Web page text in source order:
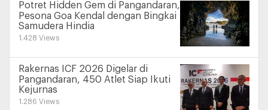
Potret Hidden Gem di Pangandaran,
Pesona Goa Kendal dengan Bingkai
Samudera Hindia
1.428 Views
Rakernas ICF 2026 Digelar di
Pangandaran, 450 Atlet Siap Ikuti
Kejurnas
1.286 Views